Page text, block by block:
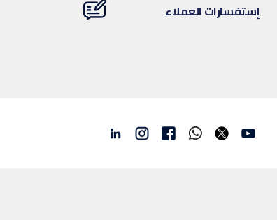
إستفسارات العملاء
LinkedinInstagram
facebookWhatsapp
twitteryoutube